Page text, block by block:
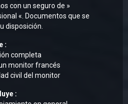
con un seguro de »
«. Documentos que se
disposición.
:
completa
monitor francés
civil del monitor
: